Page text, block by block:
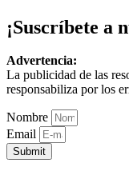
¡Suscríbete a
Advertencia:
La publicidad de las
responsabiliza por los
Nombre
Email
Submit